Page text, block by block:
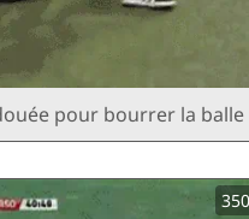
pour bourrer la balle